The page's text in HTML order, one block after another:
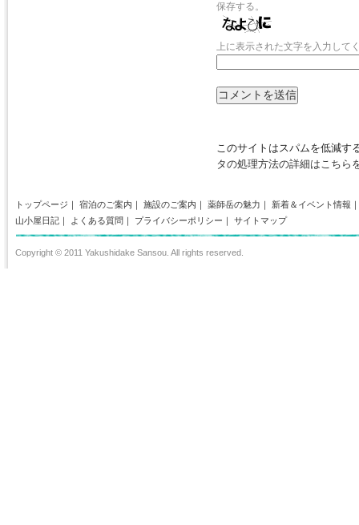
保存する。
上に表示された文字を入力して
このサイトはスパムを低減す
タの処理方法の詳細はこちら
トップページ ｜ 宿泊のご案内 ｜ 施設のご案内 ｜ 薬師岳の魅力 ｜ 新着＆イベント情報 ｜
山小屋日記 ｜ よくある質問 ｜ プライバシーポリシー ｜ サイトマップ
Copyright © 2011 Yakushidake Sansou. All rights reserved.